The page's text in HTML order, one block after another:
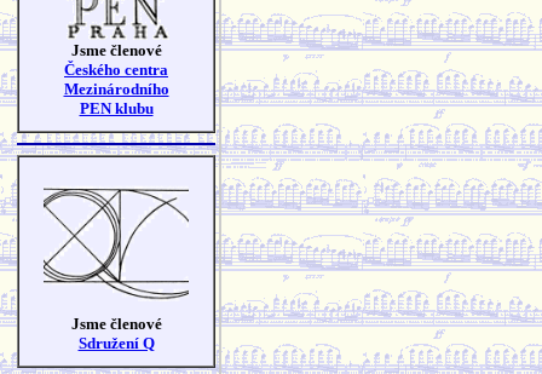
Jsme členové
Českého centra
Mezinárodního
PEN klubu
Jsme členové
Sdružení Q